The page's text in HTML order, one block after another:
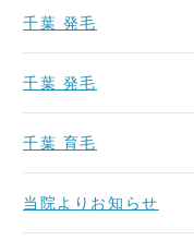
千葉 発毛
千葉 発毛
千葉 育毛
当院よりお知らせ